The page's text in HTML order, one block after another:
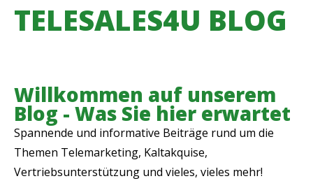
TELESALES4U BLOG
Willkommen auf unserem
Blog - Was Sie hier erwartet
Spannende und informative Beiträge rund um die
Themen Telemarketing, Kaltakquise,
Vertriebsunterstützung und vieles, vieles mehr!